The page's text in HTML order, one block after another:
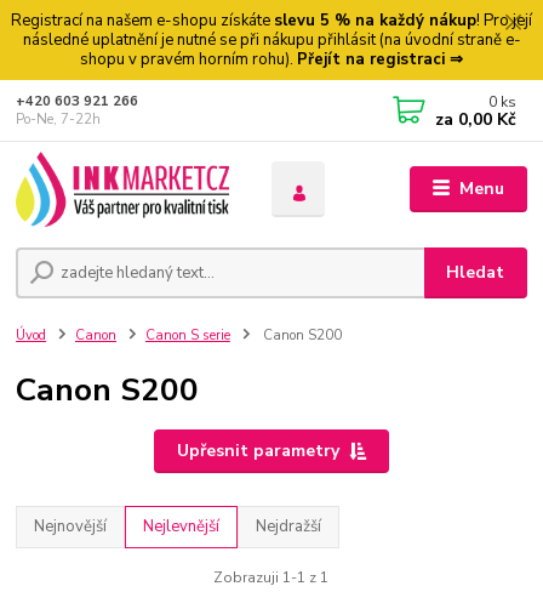
Registrací na našem e-shopu získáte slevu 5 % na každý nákup! Pro její
následné uplatnění je nutné se při nákupu přihlásit (na úvodní straně e-
shopu v pravém horním rohu). Přejít na registraci ⇒
Menu
Hledat
+420 603 921 266
Po-Ne, 7-22h
0 ks
za 0,00 Kč
Úvod Canon Canon S serie Canon S200
Canon S200
Upřesnit parametry
Nejnovější Nejlevnější Nejdražší
Zobrazuji 1-1 z 1